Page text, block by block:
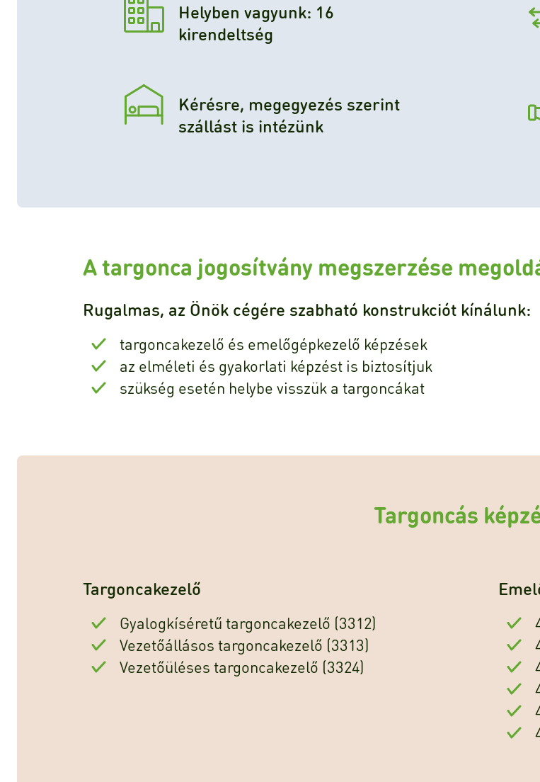
Helyben vagyunk: 16
kirendeltség
Kérésre, megegyezés szerint
szállást is intézünk
A targonca jogosítvány megszerzése
Rugalmas, az Önök cégére szabható konstrukciót kínálunk:
targoncakezelő és emelőgépkezelő képzések
az elméleti és gyakorlati képzést is biztosítjuk
szükség esetén helybe visszük a targoncákat
Targoncás
Targoncakezelő
Gyalogkíséretű targoncakezelő (3312)
Vezetőállásos targoncakezelő (3313)
Vezetőüléses targoncakezelő (3324)